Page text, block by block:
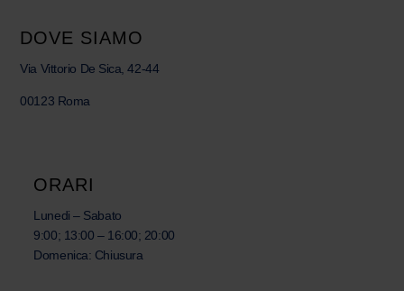
DOVE SIAMO
Via Vittorio De Sica, 42-44
00123 Roma
ORARI
Lunedi – Sabato
9:00; 13:00 – 16:00; 20:00
Domenica: Chiusura